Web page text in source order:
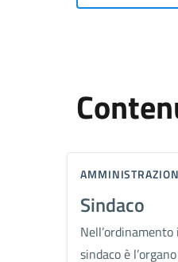
Sindaco
sindaco è